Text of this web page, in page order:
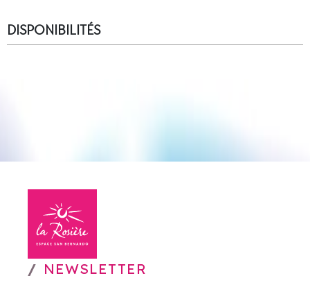
DISPONIBILITÉS
NEWSLETTER